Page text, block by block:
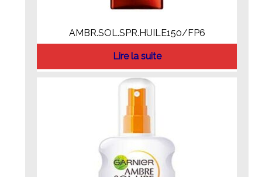
AMBR.SOL.SPR.HUILE150/FP6
Lire la suite